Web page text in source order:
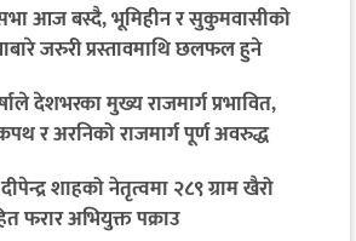
आज बस्दै, भूमिहीन र सुकुमवासीको
जरुरी प्रस्तावमाथि छलफल हुने
देशभरका मुख्य राजमार्ग प्रभावित,
र अरनिको राजमार्ग पूर्ण अवरुद्ध
शाहको नेतृत्वमा २८९ ग्राम खैरो
फरार अभियुक्त पक्राउ